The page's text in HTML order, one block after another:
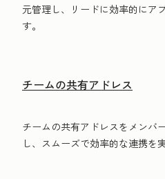
元管理し、リードに効率的にア
す。
チームの共有アドレス
チームの共有アドレスをメンバ
し、スムーズで効率的な連携を